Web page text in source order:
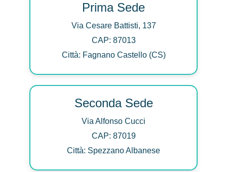
Prima Sede
Via Cesare Battisti, 137
CAP: 87013
Città: Fagnano Castello (CS)
Seconda Sede
Via Alfonso Cucci
CAP: 87019
Città: Spezzano Albanese